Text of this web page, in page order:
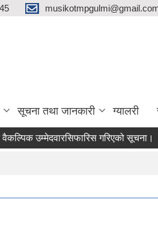
सूचना तथा जानकारी ग्यालरी
उम्मेदवारसिफारिस गरिएको सूचना।